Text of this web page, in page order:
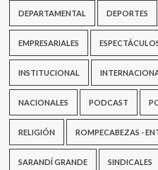
hoy
DEPARTAMENTAL DEPORTES
EMPRESARIALES
INSTITUCIONAL
NACIONALES PODCAST
RELIGIÓN ROMPECABEZAS -
SARANDÍ GRANDE SINDICALES